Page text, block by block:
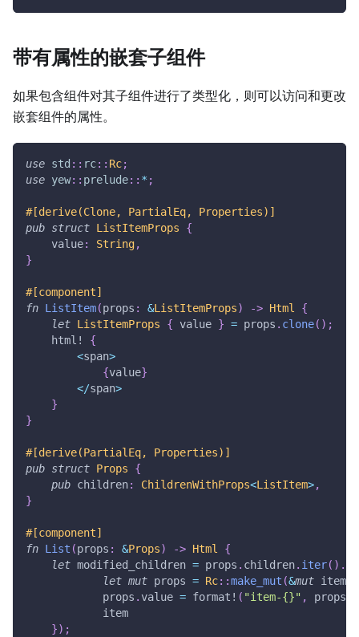
带有属性的嵌套子组件
如果包含组件对其子组件进行了类型化，则可以访问和更改
嵌套组件的属性。
use std :: rc:: Rc;
use yew:: prelude:: * ;
#[derive(Clone, PartialEq, Properties)]
pub struct ListItemProps
{
    value
: String,
}
#[component]
fn ListItem(props : &ListItemProps) -> Html
{
let ListItemProps { value } = props . clone( ) ;
html!
{
<span>
{value}
</span>
}
}
#[derive(PartialEq, Properties)]
pub struct Props
{
pub children: ChildrenWithProps<ListItem>,
}
#[component]
fn List (props : &Props) -> Html
{
let modified_children = props . children. iter( ) .
let mut props = Rc::make_mut (&mut item
            props
. value = format! ( "item-{}" , props
            item
}) ;